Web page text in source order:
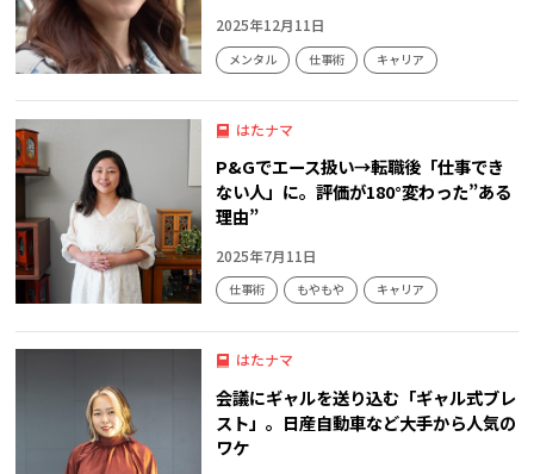
2025年12月11日
メンタル 仕事術 キャリア
はたナマ
P&Gでエース扱い→転職後「仕事でき
ない人」に。評価が180°変わった”ある
理由”
2025年7月11日
仕事術 もやもや キャリア
はたナマ
会議にギャルを送り込む「ギャル式ブレ
スト」。日産自動車など大手から人気の
ワケ